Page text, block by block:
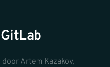
Artem Kazakov,